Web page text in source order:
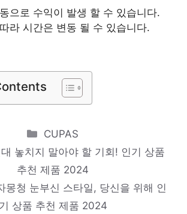
품 2024
제품 2024
슈퍼너츠피넛버터
제품 2024
잼스토리
말아야 할 기회! 인기 상품 추천
제품 2024
으로 수익이 발생 할 수 있습니다.
라 시간은 변동 될 수 있습니다.
Categories
CUPAS
놓치지 말아야 할 기회! 인기 상품
추천 제품 2024
몽청 눈부신 스타일, 당신을 위해 인
기 상품 추천 제품 2024